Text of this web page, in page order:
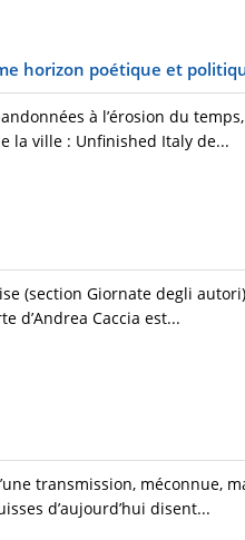
horizon poétique et
à l’érosion du
la ville : Unfinished Italy de...
(section Giornate degli
d’Andrea Caccia est...
transmission,
d’aujourd’hui disent...